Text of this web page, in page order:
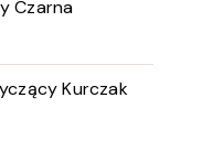
Czarna
Kurczak